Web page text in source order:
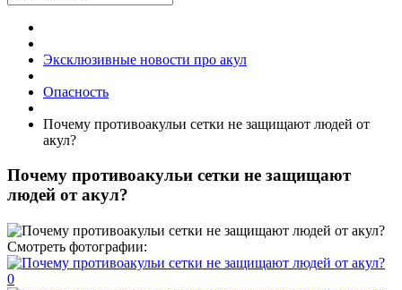
Эксклюзивные новости про акул
Опасность
Почему противоакульи сетки не защищают людей от
акул?
Почему противоакульи сетки не защищают
людей от акул?
Смотреть фотографии: